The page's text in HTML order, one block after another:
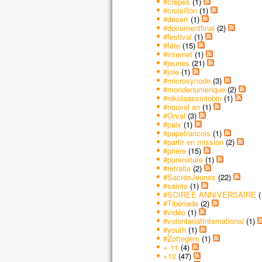
#croisillon(1)
#désert(1)
#documentfinal (2)
#festival (1)
#fête(15)
#internet(1)
#jeunes (21)
#joie(1)
#microsynode(3)
#mondenumerique(2)
#nikolaassintobin(1)
#nouvel an(1)
#Orval (3)
#paix (1)
#papefrancois (1)
#partir en mission(2)
#prière(15)
#purenature(1)
#retraite(2)
#SacrésJeunes (22)
#saints (1)
#SOIREE ANNIVERSAIRE
#Tibériade(2)
#vidéo(1)
#volontariatInternational (1)
#youth(1)
#Zottegem (1)
+ 11 (4)
+12(47)